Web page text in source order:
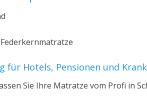
für Hotels, Pensionen und
Sie Ihre Matratze vom Profi in